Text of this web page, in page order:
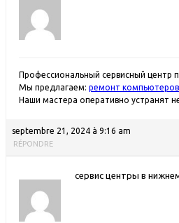
Профессиональный сервисный центр
Мы предлагаем: ремонт компьютеров
Наши мастера оперативно устранят
septembre 21, 2024 à 9:16 am
RÉPONDRE
сервис центры в